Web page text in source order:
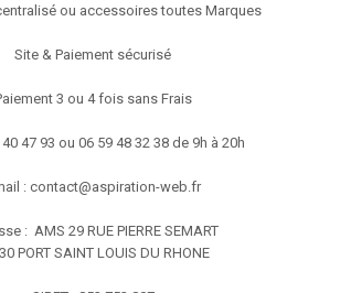
ou accessoires toutes Marques
Site & Paiement sécurisé
3 ou 4 fois sans Frais
40 47 93 ou 06 59 48 32 38 de 9h à 20h
:contact@aspiration-web.fr
: AMS 29 RUE PIERRE SEMART
PORT SAINT LOUIS DU RHONE